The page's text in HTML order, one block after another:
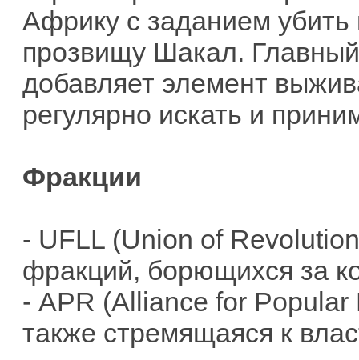
Африку с заданием убить
прозвищу Шакал.
добавляет элемент
регулярно искать и
Фракции
- UFLL (Union of
фракций, борющихся за
- APR (Alliance for
также стремящаяся к